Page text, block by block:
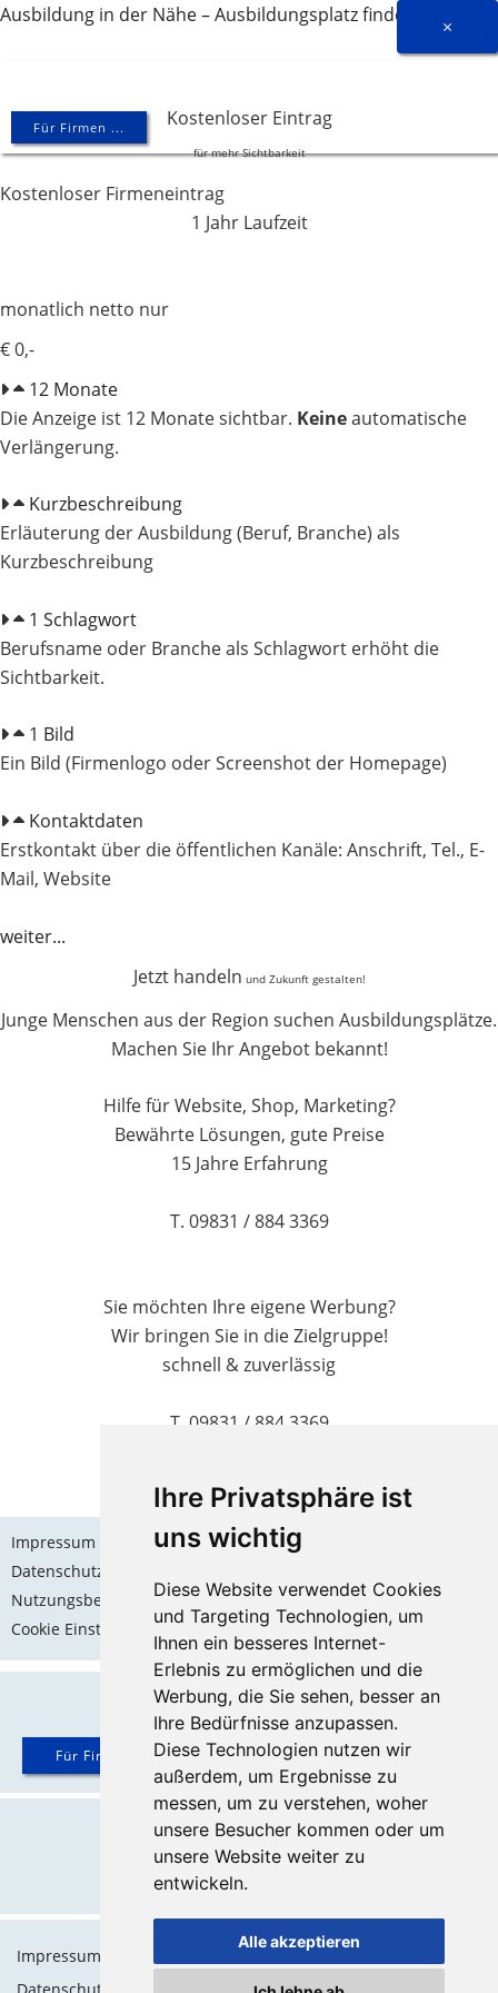
Ihre Privatsphäre ist
uns wichtig
Diese Website verwendet Cookies
und Targeting Technologien, um
Ihnen ein besseres Internet-
Erlebnis zu ermöglichen und die
Werbung, die Sie sehen, besser an
Ihre Bedürfnisse anzupassen.
Diese Technologien nutzen wir
außerdem, um Ergebnisse zu
messen, um zu verstehen, woher
unsere Besucher kommen oder um
unsere Website weiter zu
entwickeln.
Alle akzeptieren
Zum
Ausbildung in der Nähe – Ausbildungsplatz finden
Für Firmen ... Kostenloser Eintrag
für mehr Sichtbarkeit
Kostenloser Firmeneintrag
1 Jahr Laufzeit
monatlich netto nur
€ 0,-
12 Monate
Die Anzeige ist 12 Monate sichtbar. Keineautomatische
Verlängerung.
Kurzbeschreibung
Erläuterung der Ausbildung (Beruf, Branche) als
Kurzbeschreibung
1 Schlagwort
Berufsname oder Branche als Schlagwort erhöht die
Sichtbarkeit.
1 Bild
Ein Bild (Firmenlogo oder Screenshot der Homepage)
Kontaktdaten
Erstkontakt über die öffentlichen Kanäle: Anschrift, Tel., E-
Mail, Website
weiter...
Jetzt handeln und Zukunft gestalten!
Junge Menschen aus der Region suchen Ausbildungsplätze.
Machen Sie Ihr Angebot bekannt!
Hilfe für Website, Shop, Marketing?
Bewährte Lösungen, gute Preise
15 Jahre Erfahrung
T. 09831 / 884 3369
Sie möchten Ihre eigene Werbung?
Wir bringen Sie in die Zielgruppe!
schnell & zuverlässig
T. 09831 / 884 3369
Impressum
Datenschutz
Nutzungsbedingungen
Cookie Einstellungen
Für Firmen ...
Ein Projekt von
Website | Onlineshop | Marketing
Impressum
×